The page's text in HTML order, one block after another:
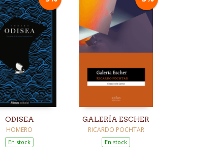
ODISEA
HOMERO
En stock
GALERÍA ESCHER
RICARDO POCHTAR
En stock